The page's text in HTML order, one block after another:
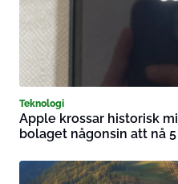
Teknologi
Apple krossar historisk
bolaget någonsin att nå